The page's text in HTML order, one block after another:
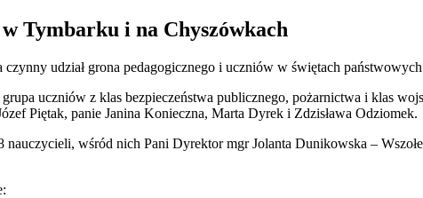
w Tymbarku i na Chyszówkach
udział grona pedagogicznego i uczniów w świętach
uczniów z klas bezpieczeństwa publicznego, pożarnictwa i klas
Piętak, panie Janina Konieczna, Marta Dyrek i Zdzisława Odziomek.
wśród nich Pani Dyrektor mgr Jolanta Dunikowska –